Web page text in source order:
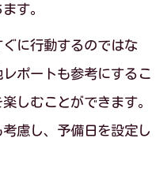
す。
に行動するのではな
ポートも参考にするこ
しむことができます。
慮し、予備日を設定し